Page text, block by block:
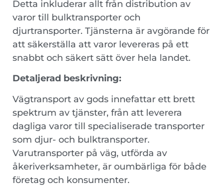
Detta inkluderar allt från distribution av
varor till bulktransporter och
djurtransporter. Tjänsterna är avgörande för
att säkerställa att varor levereras på ett
snabbt och säkert sätt över hela landet.
Detaljerad beskrivning:
Vägtransport av gods innefattar ett brett
spektrum av tjänster, från att leverera
dagliga varor till specialiserade transporter
som djur- och bulktransporter.
Varutransporter på väg, utförda av
åkeriverksamheter, är oumbärliga för både
företag och konsumenter.